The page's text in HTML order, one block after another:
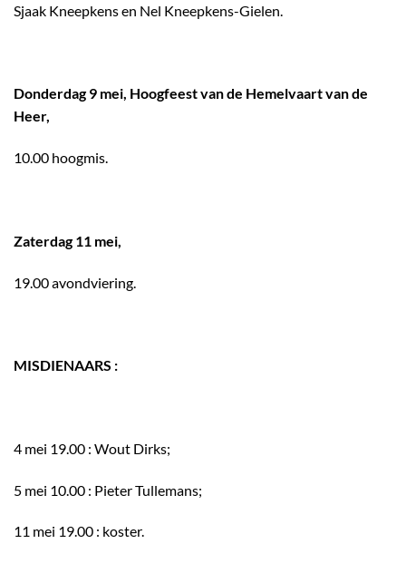
Sjaak Kneepkens en Nel Kneepkens-Gielen.
Donderdag 9 mei, Hoogfeest van de Hemelvaart van de
Heer,
10.00 hoogmis.
Zaterdag 11 mei,
19.00 avondviering.
MISDIENAARS :
4 mei 19.00 : Wout Dirks;
5 mei 10.00 : Pieter Tullemans;
11 mei 19.00 : koster.